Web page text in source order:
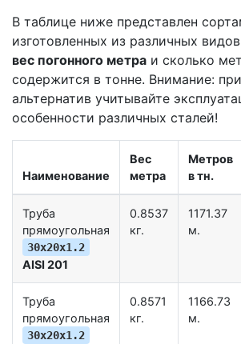
В таблице ниже представлен
изготовленных из различных
вес погонного метра и сколько
содержится в тонне. Внимание:
альтернатив учитывайте
особенности различных сталей!
Наименование
Вес
метра
Метров
в тн.
Труба
прямоугольная
30х20х1.2
AISI 201
0.8537
кг.
1171.37
м.
Труба
прямоугольная
30х20х1.2
0.8571
кг.
1166.73
м.